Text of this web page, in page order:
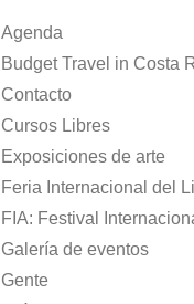
Agenda
Budget Travel in Costa
Contacto
Cursos Libres
Exposiciones de arte
Feria Internacional del
FIA: Festival
Galería de eventos
Gente